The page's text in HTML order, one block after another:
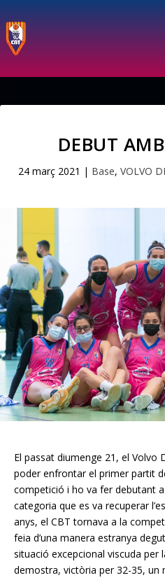
DEBUT
24 març 2021 | Base, VOLVO
El passat diumenge 21, el Volvo
poder enfrontar el primer partit
competició i ho va fer debutant
categoria que es va recuperar
anys, el CBT tornava a la
feia d’una manera estranya
situació excepcional viscuda per
demostra, victòria per 32-35, un